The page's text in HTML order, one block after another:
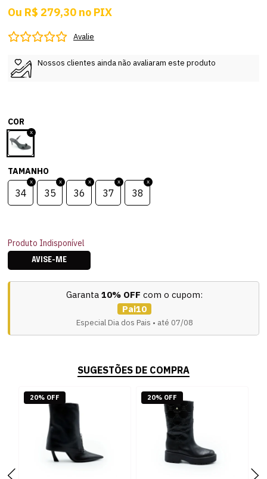
Ou R$ 279,30 no PIX
Avalie
Nossos clientes ainda não avaliaram este produto
COR
TAMANHO
34 35 36 37 38
Produto Indisponível
AVISE-ME
Garanta 10% OFF com o cupom:
Pai10
Especial Dia dos Pais • até 07/08
SUGESTÕES DE COMPRA
20% OFF 20% OFF